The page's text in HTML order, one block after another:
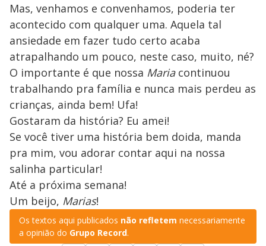
Mas, venhamos e convenhamos, poderia ter
acontecido com qualquer uma. Aquela tal
ansiedade em fazer tudo certo acaba
atrapalhando um pouco, neste caso, muito, né?
O importante é que nossa Mariacontinuou
trabalhando pra família e nunca mais perdeu as
crianças, ainda bem! Ufa!
Gostaram da história? Eu amei!
Se você tiver uma história bem doida, manda
pra mim, vou adorar contar aqui na nossa
salinha particular!
Até a próxima semana!
Um beijo, Marias!
Os textos aqui publicados não refletem necessariamente
a opinião do Grupo Record.